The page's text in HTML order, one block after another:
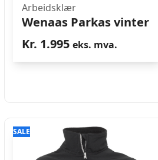
Arbeidsklær
Wenaas Parkas vinter
Kr. 1.995 eks. mva.
SALE